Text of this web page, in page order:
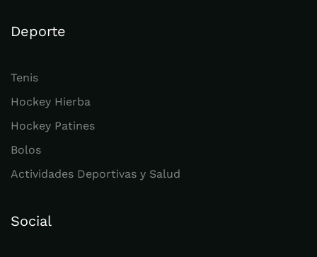
Deporte
Tenis
Hockey Hierba
Hockey Patines
Bolos
Actividades Deportivas y Salud
Social